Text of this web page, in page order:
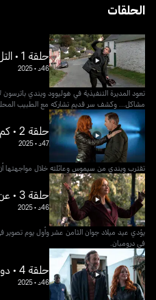
الحلقات
حلقة 1 • التل الأبيض
46د •
2025
تعود المديرة التنفيذية في هوليوود ويندي باترسون
مشاكل... وكشف سر قديم تشاركه مع الطبيب
حلقة 2 • كم عدد الأشخاص الذين يحتاجهم؟
47د •
2025
تقترب ويندي من سيموس وعائلته خلال مواجهتها
حلقة 3 • عن الأطفال
46د •
2025
يؤدي عيد ميلاد جوان الثامن عشر وأول يوم تصوير
في درومبان.
حلقة 4 • دوبار من؟
46د •
2025